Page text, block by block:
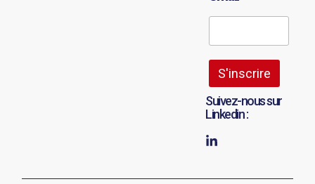
Suivez-nous sur
Linkedin :